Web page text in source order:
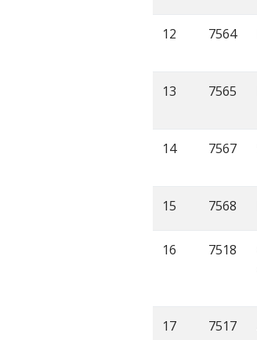
12 7564
13 7565
14 7567
15 7568
16 7518
17 7517